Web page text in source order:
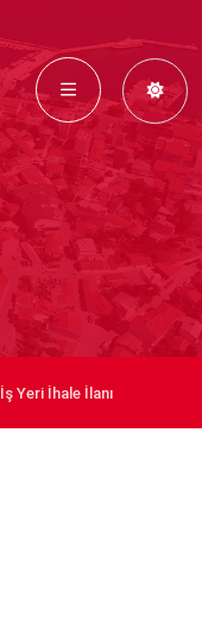
İş Yeri İhale İlanı